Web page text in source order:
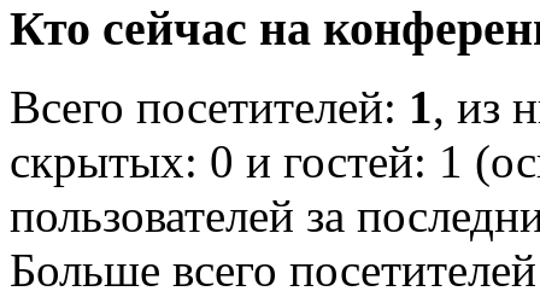
Кто сейчас на
Всего посетителей: 1, из
скрытых: 0 и гостей: 1
пользователей за
Больше всего